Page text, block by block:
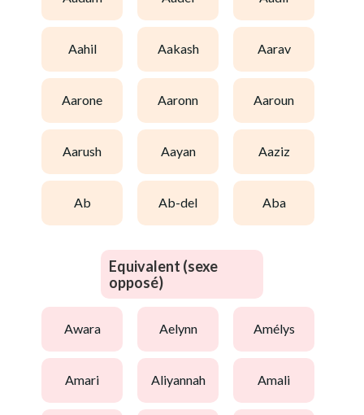
aahil aakash aarav
aarone aaronn aaroun
aarush aayan aaziz
ab ab-del aba
Equivalent (sexe
opposé)
awara aelynn amélys
amari aliyannah amali